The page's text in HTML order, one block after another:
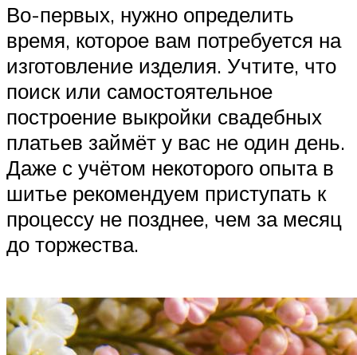
Во-первых, нужно определить
время, которое вам потребуется на
изготовление изделия. Учтите, что
поиск или самостоятельное
построение выкройки свадебных
платьев займёт у вас не один день.
Даже с учётом некоторого опыта в
шитье рекомендуем приступать к
процессу не позднее, чем за месяц
до торжества.